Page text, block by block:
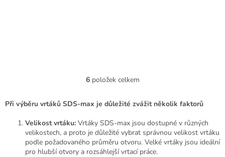
O
l
d
a
c
í
6položek celkem
Při výběru vrtáků SDS-max je důležité zvážit několik faktorů
Velikost vrtáku: Vrtáky SDS-max jsou dostupné v různých
velikostech, a proto je důležité vybrat správnou velikost vrtáku
podle požadovaného průměru otvoru. Velké vrtáky jsou ideální
pro hlubší otvory a rozsáhlejší vrtací práce.